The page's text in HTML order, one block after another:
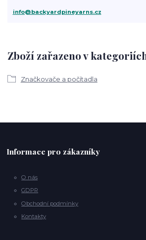
Zboží zařazeno v
Značkovače a počítadla
info@backyardpineyarns.cz
Informace pro zákazníky
O nás
GDPR
Obchodní podmínky
Kontakty